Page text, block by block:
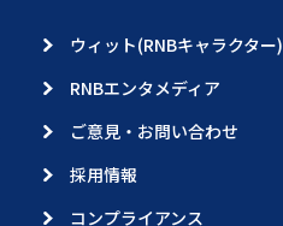
ウィット(RNBキャラクター)
RNBエンタメディア
ご意見・お問い合わせ
採用情報
コンプライアンス